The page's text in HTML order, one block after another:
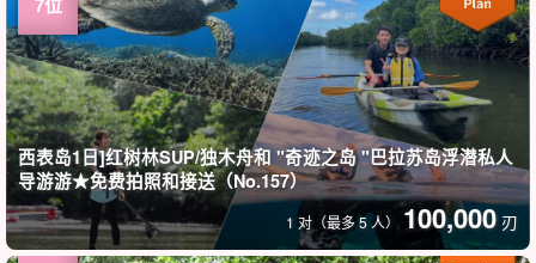
西表岛1日]红树林SUP/独木舟和 "奇迹之岛 "巴拉苏岛浮潜私人
导游游★免费拍照和接送（No.157）
1 对（最多 5 人） 100,000 刃